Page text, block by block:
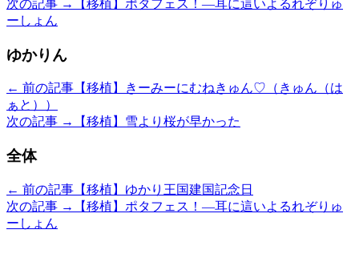
次の記事 →
【移植】ポタフェス！―耳に這いよるれぞりゅ
ーしょん
ゆかりん
← 前の記事 【移植】きーみーにむねきゅん♡（きゅん（は
ぁと））
次の記事 →
【移植】雪より桜が早かった
全体
← 前の記事 【移植】ゆかり王国建国記念日
次の記事 →
【移植】ポタフェス！―耳に這いよるれぞりゅ
ーしょん